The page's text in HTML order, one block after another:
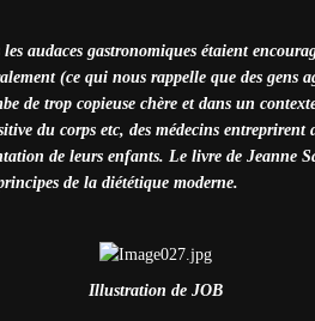
audaces gastronomiques étaient
(ce qui nous rappelle que des gens
de trop copieuse chère et dans un
du corps etc, des médecins
de leurs enfants. Le livre de Jeanne
de la diététique moderne.
Illustration de JOB